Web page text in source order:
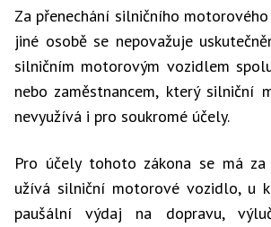
Za přenechání silničního
jiné osobě se nepovažuje
silničním motorovým vozidlem
nebo zaměstnancem, který silniční
nevyužívá i pro soukromé účely.
Pro účely tohoto zákona se má
užívá silniční motorové vozidlo, u
paušální výdaj na dopravu,